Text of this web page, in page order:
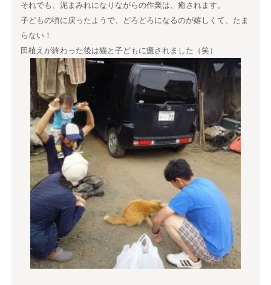
それでも、泥まみれになりながらの作業は、癒されます。
子どもの頃に戻ったようで、どろどろになるのが嬉しくて、たま
らない！
田植えが終わった後は猫と子どもに癒されました（笑）